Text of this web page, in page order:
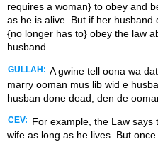
requires a woman} to obey and
as he is alive. But if her
{no longer has to} obey the law
husband.
GULLAH: A gwine tell oona wa
marry ooman mus lib wid e
husban done dead, den de
CEV:
For example, the Law
wife as long as he lives. But